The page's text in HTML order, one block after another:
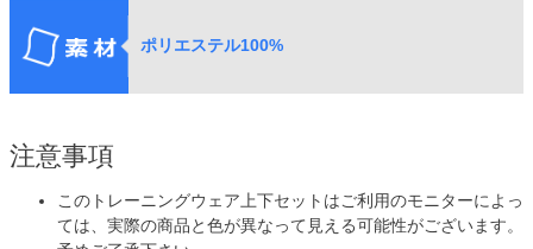
ポリエステル100%
注意事項
このトレーニングウェア上下セットはご利用のモニターによっ
ては、実際の商品と色が異なって見える可能性がございます。